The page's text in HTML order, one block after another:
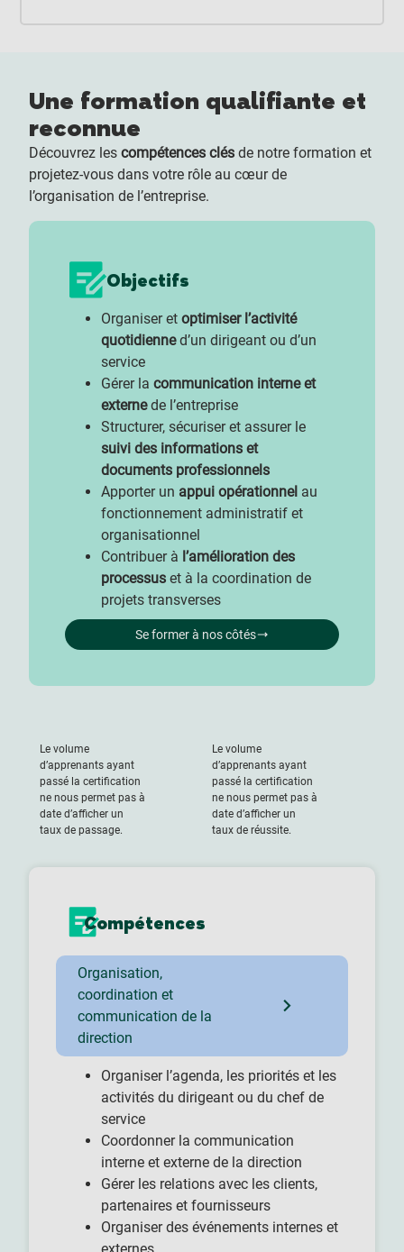
Une formation qualifiante et
reconnue
Découvrez lescompétences clés de notre formation et
projetez-vous dans votre rôle au cœur de
l’organisation de l’entreprise.
Objectifs
Organiser et optimiser l’activité
quotidienned’un dirigeant ou d’un
service
Gérer la communication interne et
externede l’entreprise
Structurer, sécuriser et assurer le
suivi des informations et
documents professionnels
Apporter un appui opérationnel au
fonctionnement administratif et
organisationnel
Contribuer à l’amélioration des
processus et à la coordination de
projets transverses
Se former à nos côtés
Le volume
d’apprenants ayant
passé la certification
ne nous permet pas à
date d’afficher un
taux de passage.
Le volume
d’apprenants ayant
passé la certification
ne nous permet pas à
date d’afficher un
taux de réussite.
Compétences
Organisation,
coordination et
communication de la
direction
Organiser l’agenda, les priorités et les
activités du dirigeant ou du chef de
service
Coordonner la communication
interne et externe de la direction
Gérer les relations avec les clients,
partenaires et fournisseurs
Organiser des événements internes et